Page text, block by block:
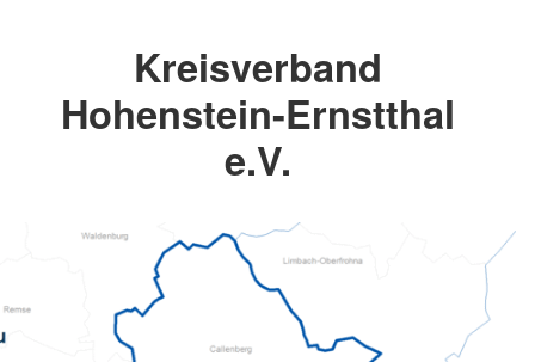
Kreisverband
Hohenstein-Ernstthal
e.V.